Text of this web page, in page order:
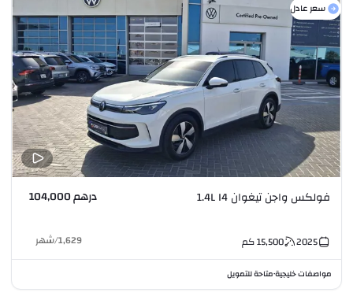
سعر عادل
فولكس واجن تيغوان 1.4L I4 درهم 104,000
2025
15,500كم 1,629
/شهر
مواصفات خليجية•متاحة للتمويل